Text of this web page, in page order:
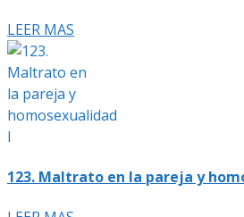
LEER MAS
123. Maltrato en la pareja y